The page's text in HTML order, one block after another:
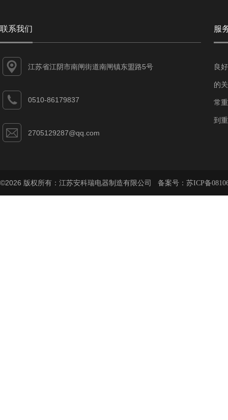
联系我们
江苏省江阴市南闸街道南闸镇东盟路5号
0510-86179837
2705129287@qq.com
服
良
的
常
到
©2026 版权所有：江苏安科瑞电器制造有限公司 备案号： 苏ICP备